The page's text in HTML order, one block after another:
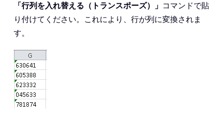
「行列を入れ替える（トランスポーズ）」 コマンドで貼
り付けてください。これにより、行が列に変換されま
す。